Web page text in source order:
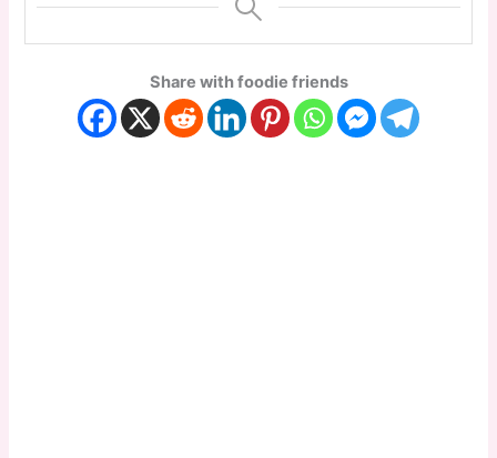
Share with foodie friends